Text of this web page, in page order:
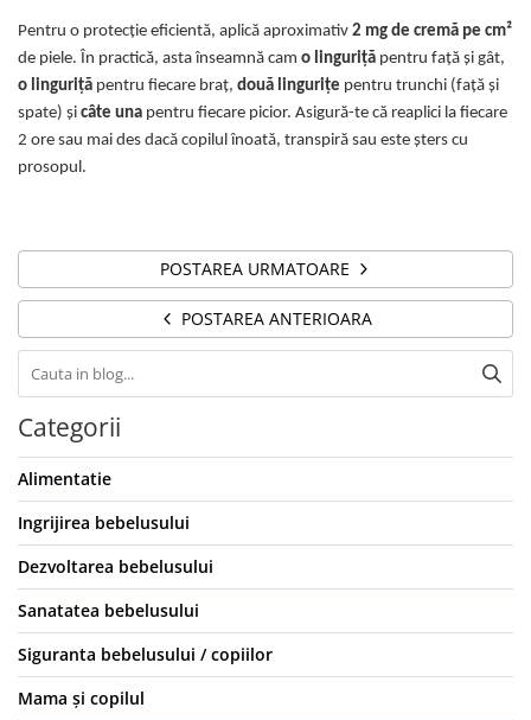
Pentru o protecție eficientă, aplică aproximativ 2 mg de cremă pe cm²
de piele. În practică, asta înseamnă cam o linguriță pentru față și gât,
o linguriță pentru fiecare braț, două lingurițe pentru trunchi (față și
spate) și câte una pentru fiecare picior. Asigură-te că reaplici la fiecare
2 ore sau mai des dacă copilul înoată, transpiră sau este șters cu
prosopul.
POSTAREA URMATOARE
POSTAREA ANTERIOARA
Categorii
Alimentatie
Ingrijirea bebelusului
Dezvoltarea bebelusului
Sanatatea bebelusului
Siguranta bebelusului / copiilor
Mama și copilul